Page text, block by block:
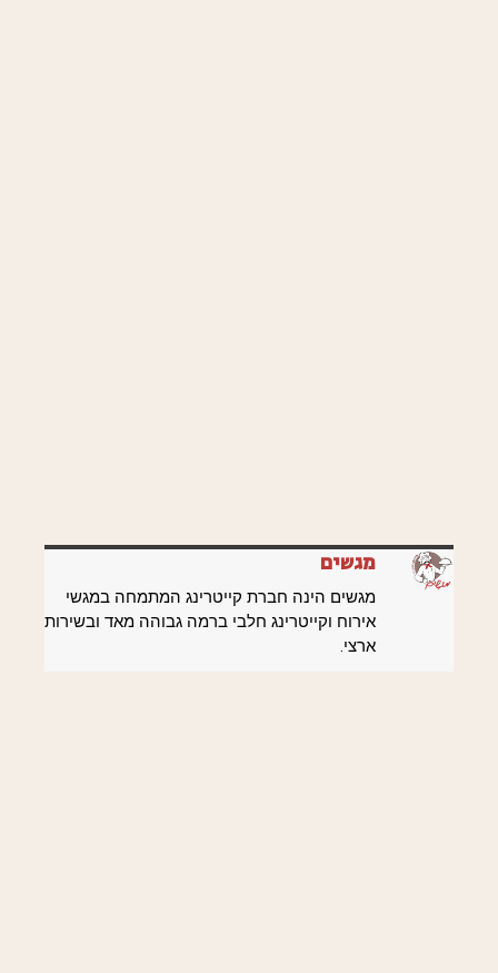
מגשים
מגשים הינה חברת קייטרינג המתמחה במגשי
אירוח וקייטרינג חלבי ברמה גבוהה מאד ובשירות
ארצי.